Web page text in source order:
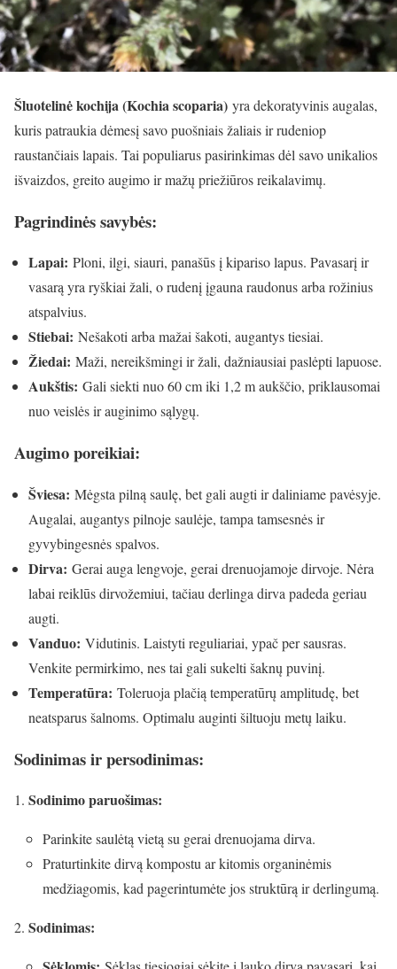
Šluotelinė kochija (Kochia scoparia) yra dekoratyvinis augalas,
kuris patraukia dėmesį savo puošniais žaliais ir rudeniop
raustančiais lapais. Tai populiarus pasirinkimas dėl savo unikalios
išvaizdos, greito augimo ir mažų priežiūros reikalavimų.
Pagrindinės savybės:
Lapai: Ploni, ilgi, siauri, panašūs į kipariso lapus. Pavasarį ir
vasarą yra ryškiai žali, o rudenį įgauna raudonus arba rožinius
atspalvius.
Stiebai: Nešakoti arba mažai šakoti, augantys tiesiai.
Žiedai: Maži, nereikšmingi ir žali, dažniausiai paslėpti lapuose.
Aukštis: Gali siekti nuo 60 cm iki 1,2 m aukščio, priklausomai
nuo veislės ir auginimo sąlygų.
Augimo poreikiai:
Šviesa: Mėgsta pilną saulę, bet gali augti ir daliniame pavėsyje.
Augalai, augantys pilnoje saulėje, tampa tamsesnės ir
gyvybingesnės spalvos.
Dirva: Gerai auga lengvoje, gerai drenuojamoje dirvoje. Nėra
labai reiklūs dirvožemiui, tačiau derlinga dirva padeda geriau
augti.
Vanduo: Vidutinis. Laistyti reguliariai, ypač per sausras.
Venkite permirkimo, nes tai gali sukelti šaknų puvinį.
Temperatūra: Toleruoja plačią temperatūrų amplitudę, bet
neatsparus šalnoms. Optimalu auginti šiltuoju metų laiku.
Sodinimas ir persodinimas:
Sodinimo paruošimas:
Parinkite saulėtą vietą su gerai drenuojama dirva.
Praturtinkite dirvą kompostu ar kitomis organinėmis
medžiagomis, kad pagerintumėte jos struktūrą ir derlingumą.
Sodinimas: